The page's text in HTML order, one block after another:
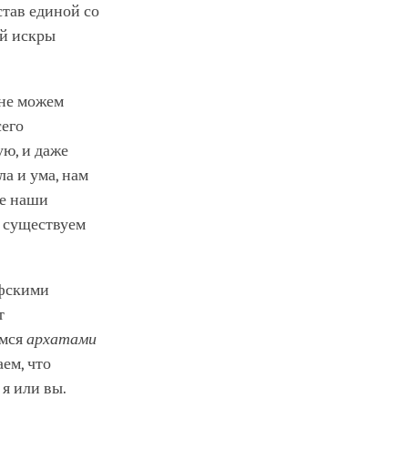
единой со
искры
можем
и даже
и ума, нам
наши
архатами
что
я или вы.